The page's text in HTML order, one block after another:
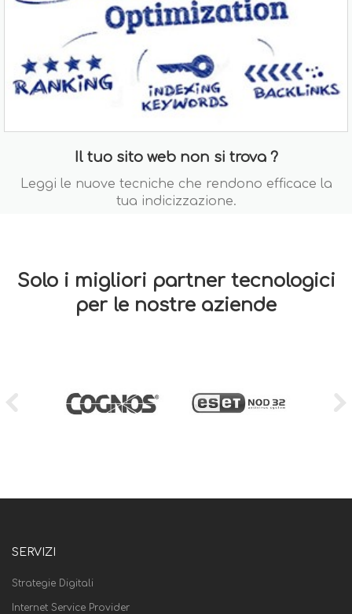
Il tuo sito web non si trova ?
Leggi le nuove tecniche che rendono efficace la
tua indicizzazione.
Solo i migliori partner tecnologici
per le nostre aziende
SERVIZI
Strategie Digitali
Internet Service Provider